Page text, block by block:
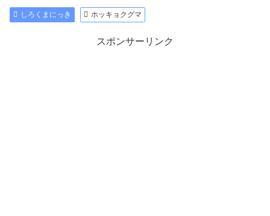
しろくまにっき ホッキョクグマ
スポンサーリンク